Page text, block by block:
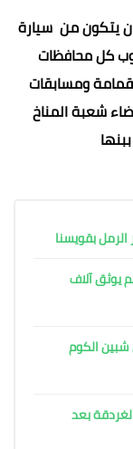
يتكون من سيارة
كل محافظات
ومسابقات
شعبة المناخ
بقويسنا
يوثق آلاف
الكوم
بعد